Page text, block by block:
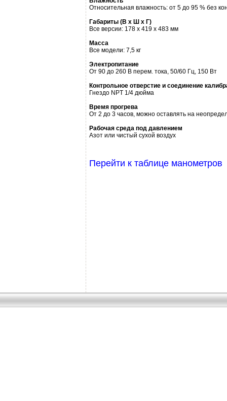
Относительная влажность: от 5 до 95 % без
Габариты (В х Ш х Г)
Все версии: 178 x 419 x 483 мм
Масса
Все модели: 7,5 кг
Электропитание
От 90 до 260 В перем. тока, 50/60 Гц, 150 Вт
Контрольное отверстие и соединение
Гнездо NPT 1/4 дюйма
Время прогрева
От 2 до 3 часов, можно оставлять на
Рабочая среда под давлением
Азот или чистый сухой воздух
Перейти к таблице манометров